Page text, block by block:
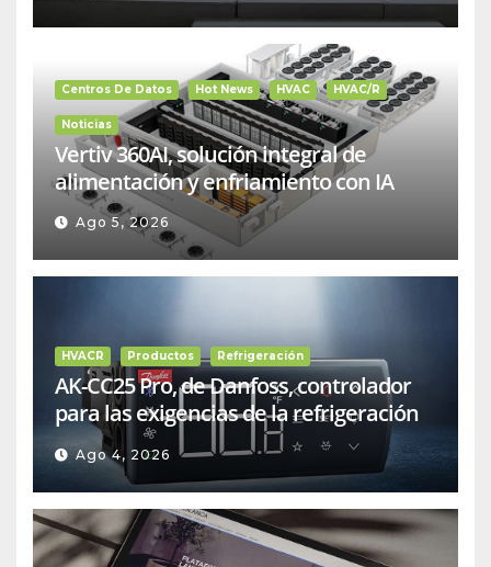
Centros De Datos Hot News HVAC HVAC/R
Noticias
Vertiv 360AI, solución integral de
alimentación y enfriamiento con IA
Ago 5, 2026
HVACR Productos Refrigeración
AK-CC25 Pro, de Danfoss, controlador
para las exigencias de la refrigeración
comercial
Ago 4, 2026